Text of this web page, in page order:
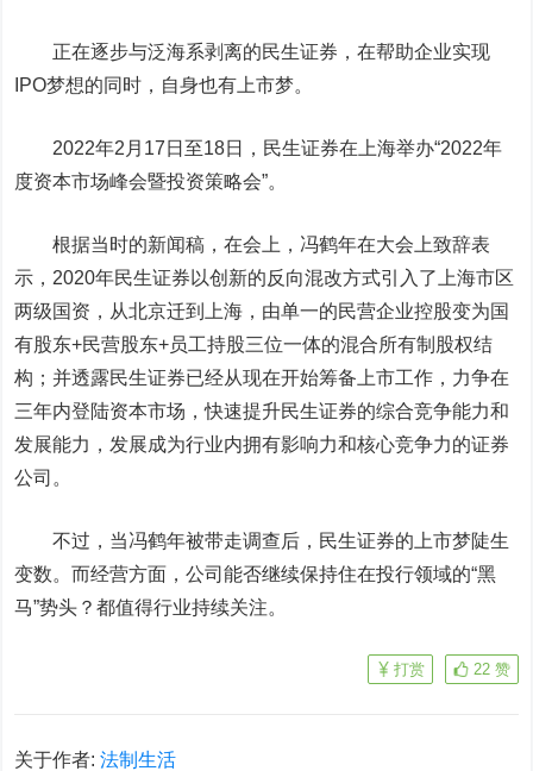
正在逐步与泛海系剥离的民生证券，在帮助企业实现
IPO梦想的同时，自身也有上市梦。
2022年2月17日至18日，民生证券在上海举办“2022年
度资本市场峰会暨投资策略会”。
根据当时的新闻稿，在会上，冯鹤年在大会上致辞表
示，2020年民生证券以创新的反向混改方式引入了上海市区
两级国资，从北京迁到上海，由单一的民营企业控股变为国
有股东+民营股东+员工持股三位一体的混合所有制股权结
构；并透露民生证券已经从现在开始筹备上市工作，力争在
三年内登陆资本市场，快速提升民生证券的综合竞争能力和
发展能力，发展成为行业内拥有影响力和核心竞争力的证券
公司。
不过，当冯鹤年被带走调查后，民生证券的上市梦陡生
变数。而经营方面，公司能否继续保持住在投行领域的“黑
马”势头？都值得行业持续关注。
22 赞
打赏
关于作者:法制生活